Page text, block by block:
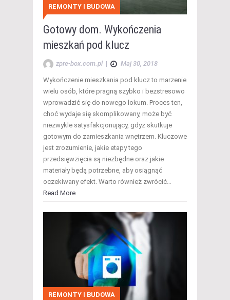
REMONTY I BUDOWA
Gotowy dom. Wykończenia
mieszkań pod klucz
zpre-box.com.pl | Maj 30, 2018
Wykończenie mieszkania pod klucz to marzenie
wielu osób, które pragną szybko i bezstresowo
wprowadzić się do nowego lokum. Proces ten,
choć wydaje się skomplikowany, może być
niezwykle satysfakcjonujący, gdyż skutkuje
gotowym do zamieszkania wnętrzem. Kluczowe
jest zrozumienie, jakie etapy tego
przedsięwzięcia są niezbędne oraz jakie
materiały będą potrzebne, aby osiągnąć
oczekiwany efekt. Warto również zwrócić…
Read More
REMONTY I BUDOWA